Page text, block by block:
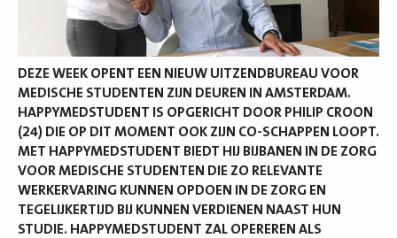
DEZE WEEK OPENT EEN NIEUW UITZENDBUREAU VOOR
MEDISCHE STUDENTEN ZIJN DEUREN IN AMSTERDAM.
HAPPYMEDSTUDENT IS OPGERICHT DOOR PHILIP CROON
(24) DIE OP DIT MOMENT OOK ZIJN CO-SCHAPPEN LOOPT.
MET HAPPYMEDSTUDENT BIEDT HIJ BIJBANEN IN DE ZORG
VOOR MEDISCHE STUDENTEN DIE ZO RELEVANTE
WERKERVARING KUNNEN OPDOEN IN DE ZORG EN
TEGELIJKERTIJD BIJ KUNNEN VERDIENEN NAAST HUN
STUDIE. HAPPYMEDSTUDENT ZAL OPEREREN ALS